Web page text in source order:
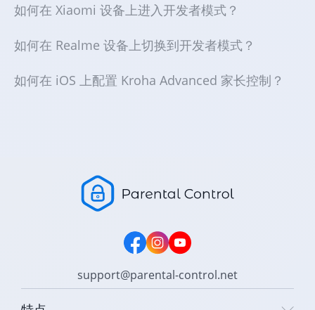
如何在 Xiaomi 设备上进入开发者模式？
如何在 Realme 设备上切换到开发者模式？
如何在 iOS 上配置 Kroha Advanced 家长控制？
support@parental-control.net